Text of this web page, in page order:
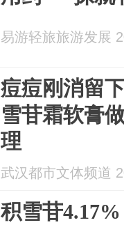
易游轻旅旅游发展
痘痘刚消留
雪苷霜软膏
理
武汉都市文体频道
积雪苷